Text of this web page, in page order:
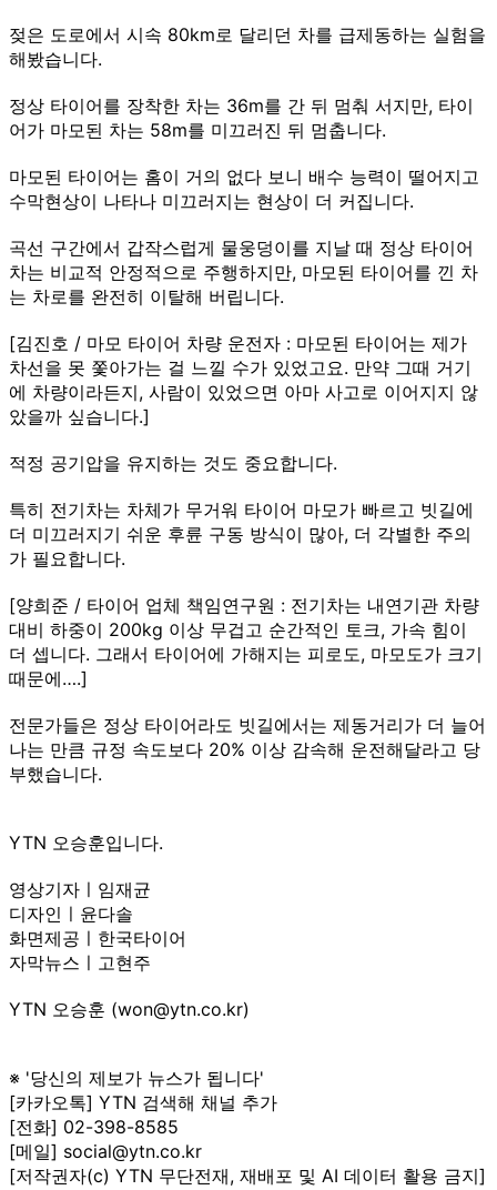
젖은 도로에서 시속 80km로 달리던 차를 급제동하는 실험을
해봤습니다.
정상 타이어를 장착한 차는 36m를 간 뒤 멈춰 서지만, 타이
어가 마모된 차는 58m를 미끄러진 뒤 멈춥니다.
마모된 타이어는 홈이 거의 없다 보니 배수 능력이 떨어지고
수막현상이 나타나 미끄러지는 현상이 더 커집니다.
곡선 구간에서 갑작스럽게 물웅덩이를 지날 때 정상 타이어
차는 비교적 안정적으로 주행하지만, 마모된 타이어를 낀 차
는 차로를 완전히 이탈해 버립니다.
[김진호 / 마모 타이어 차량 운전자 : 마모된 타이어는 제가
차선을 못 쫓아가는 걸 느낄 수가 있었고요. 만약 그때 거기
에 차량이라든지, 사람이 있었으면 아마 사고로 이어지지 않
았을까 싶습니다.]
적정 공기압을 유지하는 것도 중요합니다.
특히 전기차는 차체가 무거워 타이어 마모가 빠르고 빗길에
더 미끄러지기 쉬운 후륜 구동 방식이 많아, 더 각별한 주의
가 필요합니다.
[양희준 / 타이어 업체 책임연구원 : 전기차는 내연기관 차량
대비 하중이 200kg 이상 무겁고 순간적인 토크, 가속 힘이
더 셉니다. 그래서 타이어에 가해지는 피로도, 마모도가 크기
때문에….]
전문가들은 정상 타이어라도 빗길에서는 제동거리가 더 늘어
나는 만큼 규정 속도보다 20% 이상 감속해 운전해달라고 당
부했습니다.
YTN 오승훈입니다.
영상기자ㅣ임재균
디자인ㅣ윤다솔
화면제공ㅣ한국타이어
자막뉴스ㅣ고현주
YTN 오승훈 (won@ytn.co.kr)
※ '당신의 제보가 뉴스가 됩니다'
[카카오톡] YTN 검색해 채널 추가
[전화] 02-398-8585
[메일] social@ytn.co.kr
[저작권자(c) YTN 무단전재, 재배포 및 AI 데이터 활용 금지]